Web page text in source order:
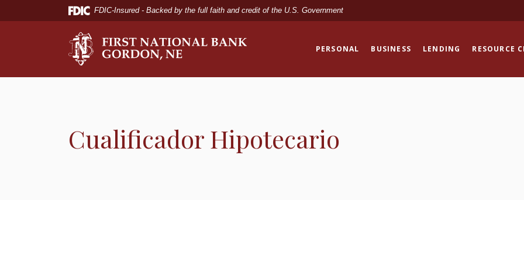
Skip
Skip
Acrobat
higher
FDIC-Insured - Backed by the full faith and credit of the U.S. Government
The First National Bank of Gordon
PERSONAL BUSINESS LENDING RESOURCE
Cualificador Hipotecario